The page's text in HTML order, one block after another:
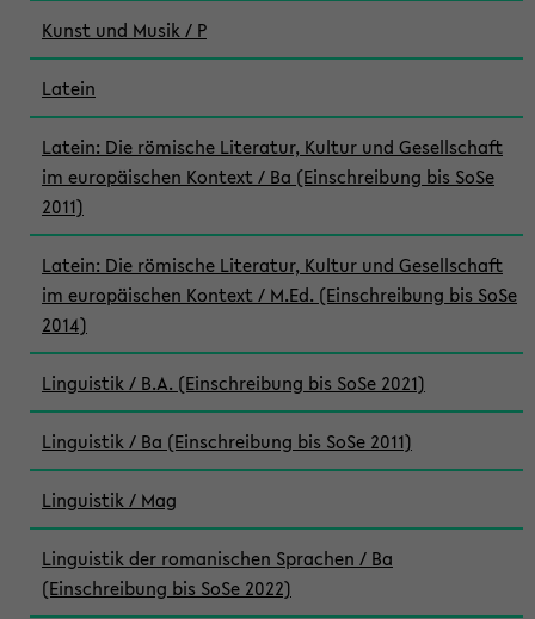
Kunst und Musik / P
Latein
Latein: Die römische Literatur, Kultur und Gesellschaft
im europäischen Kontext / Ba (Einschreibung bis SoSe
2011)
Latein: Die römische Literatur, Kultur und Gesellschaft
im europäischen Kontext / M.Ed. (Einschreibung bis SoSe
2014)
Linguistik / B.A. (Einschreibung bis SoSe 2021)
Linguistik / Ba (Einschreibung bis SoSe 2011)
Linguistik / Mag
Linguistik der romanischen Sprachen / Ba
(Einschreibung bis SoSe 2022)